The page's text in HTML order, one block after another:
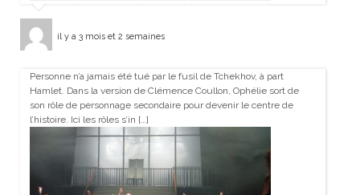
il y a 3 mois et 2 semaines
Personne n’a jamais été tué par le fusil de Tchekhov, à part
Hamlet. Dans la version de Clémence Coullon, Ophélie sort de
son rôle de personnage secondaire pour devenir le centre de
l’histoire. Ici les rôles s’in […]